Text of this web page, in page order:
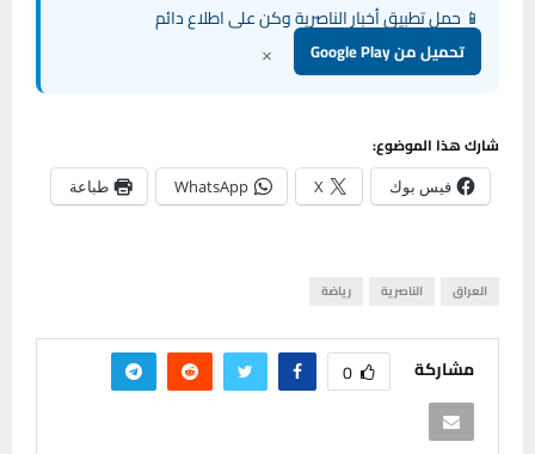
📱 حمل تطبيق أخبار الناصرية وكن على اطلاع دائم
تحميل من Google Play ×
شارك هذا الموضوع:
فيس بوك X
WhatsApp طباعة
العراق الناصرية رياضة
مشاركة 0